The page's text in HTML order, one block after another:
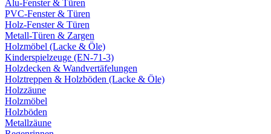
Alu-Fenster & Türen
PVC-Fenster & Türen
Holz-Fenster & Türen
Metall-Türen & Zargen
Holzmöbel (Lacke & Öle)
Kinderspielzeuge (EN-71-3)
Holzdecken & Wandvertäfelungen
Holztreppen & Holzböden (Lacke & Öle)
Holzzäune
Holzmöbel
Holzböden
Metallzäune